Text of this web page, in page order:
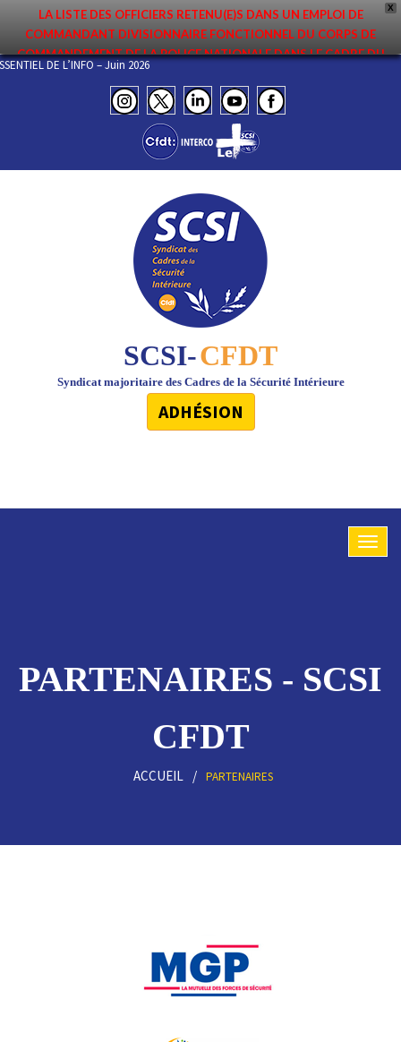
X
LA LISTE DES OFFICIERS RETENU(E)S DANS UN EMPLOI DE
COMMANDANT DIVISIONNAIRE FONCTIONNEL DU CORPS DE
COMMANDEMENT DE LA POLICE NATIONALE DANS LE CADRE DU
PREMIER MOUVEMENT 2026 A ÉTÉ DIFFUSÉE. ELLE EST DISPONIBLE EN
PAGES PROTÉGÉES DU SITE. FÉLICITATIONS AUX NOMMÉ(E)S !
L’ESSENTIEL DE L’INFO – Juin 2026
SCSI-CFDT
Syndicat majoritaire des Cadres de la Sécurité Intérieure
ADHÉSION
PARTENAIRES - SCSI
CFDT
ACCUEIL PARTENAIRES